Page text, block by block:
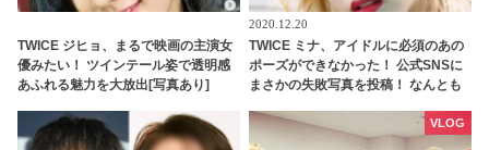
TWICE ジヒョ、まるで映画の主演女
優みたい！ ツインテール姿で透明感
あふれる魅力を大放出[写真あり]
2020.12.20
TWICE ミナ、アイドルに必須のあの
ポーズができなかった！ 公式SNSに
まさかの失敗写真を投稿！ なんとも
悶絶
VLOG